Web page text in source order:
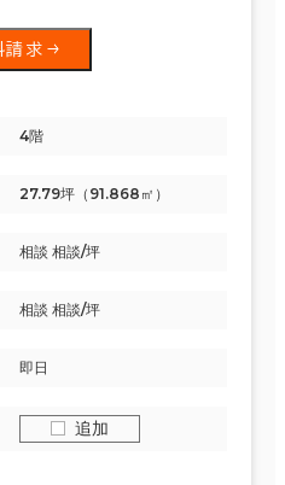
請求
4階
27.79坪（91.868㎡）
相談 相談/坪
相談 相談/坪
即日
追加